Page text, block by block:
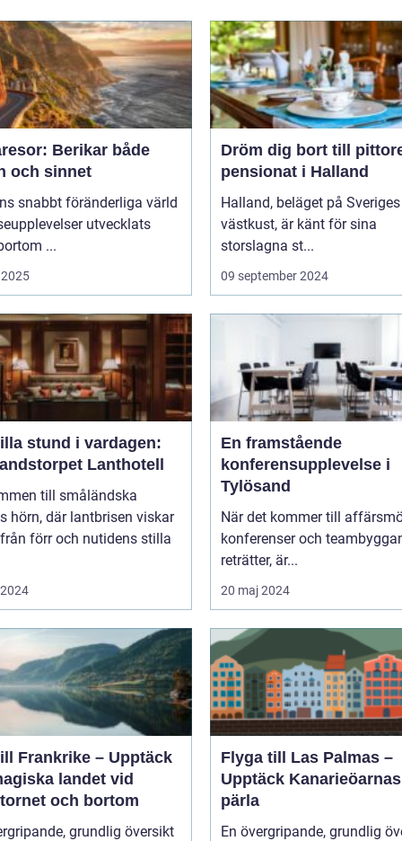
Berikar både
och sinnet
snabbt föränderliga värld
utvecklats
...
Dröm dig bort till
pensionat i Halland
Halland, beläget på Sveriges
västkust, är känt för sina
storslagna st...
09 september 2024
stund i vardagen:
Lanthotell
till småländska
hörn, där lantbrisen viskar
förr och nutidens stilla
En framstående
konferensupplevelse i
Tylösand
När det kommer till
konferenser och
reträtter, är...
20 maj 2024
Frankrike – Upptäck
landet vid
och bortom
grundlig översikt
Flyga till Las Palmas –
Upptäck Kanarieöarnas
pärla
En övergripande, grundlig